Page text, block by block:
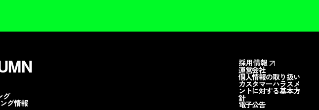
グ
グ情報
採用情報
運営会社
個人情報の取り扱い
カスタマーハラスメ
ントに対する基本方
針
電子公告